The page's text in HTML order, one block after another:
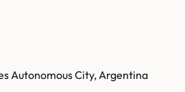
Autonomous City, Argentina